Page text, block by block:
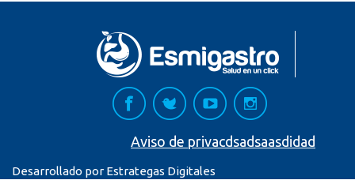
Aviso de privacdsadsaasdidad
Desarrollado por Estrategas Digitales